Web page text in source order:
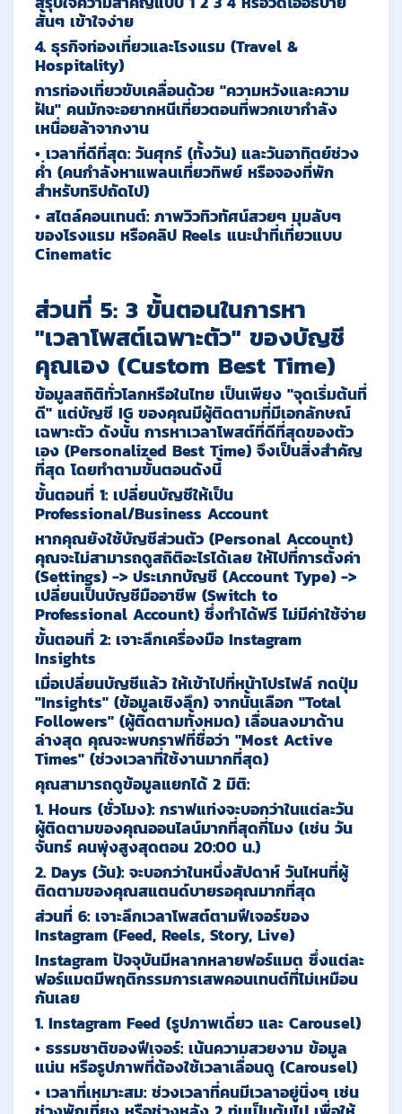
สั้นๆ เข้าใจง่าย
4. ธุรกิจท่องเที่ยวและโรงแรม (Travel &
Hospitality)
การท่องเที่ยวขับเคลื่อนด้วย "ความหวังและความ
ฝัน" คนมักจะอยากหนีเที่ยวตอนที่พวกเขากำลัง
เหนื่อยล้าจากงาน
•เวลาที่ดีที่สุด: วันศุกร์ (ทั้งวัน) และวันอาทิตย์ช่วง
ค่ำ (คนกำลังหาแพลนเที่ยวทิพย์ หรือจองที่พัก
สำหรับทริปถัดไป)
• สไตล์คอนเทนต์: ภาพวิวทิวทัศน์สวยๆ มุมลับๆ
ของโรงแรม หรือคลิป Reels แนะนำที่เที่ยวแบบ
Cinematic
ส่วนที่ 5: 3 ขั้นตอนในการหา
"เวลาโพสต์เฉพาะตัว" ของบัญชี
คุณเอง (Custom Best Time)
ข้อมูลสถิติทั่วโลกหรือในไทย เป็นเพียง "จุดเริ่มต้นที่
ดี" แต่บัญชี IG ของคุณมีผู้ติดตามที่มีเอกลักษณ์
เฉพาะตัว ดังนั้น การหาเวลาโพสต์ที่ดีที่สุดของตัว
เอง (Personalized Best Time) จึงเป็นสิ่งสำคัญ
ที่สุด โดยทำตามขั้นตอนดังนี้
ขั้นตอนที่ 1: เปลี่ยนบัญชีให้เป็น
Professional/Business Account
หากคุณยังใช้บัญชีส่วนตัว (Personal Account)
คุณจะไม่สามารถดูสถิติอะไรได้เลย ให้ไปที่การตั้งค่า
(Settings) -> ประเภทบัญชี (Account Type) ->
เปลี่ยนเป็นบัญชีมืออาชีพ (Switch to
Professional Account) ซึ่งทำได้ฟรี ไม่มีค่าใช้จ่าย
ขั้นตอนที่ 2: เจาะลึกเครื่องมือ Instagram
Insights
เมื่อเปลี่ยนบัญชีแล้ว ให้เข้าไปที่หน้าโปรไฟล์ กดปุ่ม
"Insights" (ข้อมูลเชิงลึก) จากนั้นเลือก "Total
Followers" (ผู้ติดตามทั้งหมด) เลื่อนลงมาด้าน
ล่างสุด คุณจะพบกราฟที่ชื่อว่า "Most Active
Times" (ช่วงเวลาที่ใช้งานมากที่สุด)
คุณสามารถดูข้อมูลแยกได้ 2 มิติ:
1. Hours (ชั่วโมง): กราฟแท่งจะบอกว่าในแต่ละวัน
ผู้ติดตามของคุณออนไลน์มากที่สุดกี่โมง (เช่น วัน
จันทร์ คนพุ่งสูงสุดตอน 20:00 น.)
2. Days (วัน): จะบอกว่าในหนึ่งสัปดาห์ วันไหนที่ผู้
ติดตามของคุณสแตนด์บายรอคุณมากที่สุด
ส่วนที่ 6: เจาะลึกเวลาโพสต์ตามฟีเจอร์ของ
Instagram (Feed, Reels, Story, Live)
Instagram ปัจจุบันมีหลากหลายฟอร์แมต ซึ่งแต่ละ
ฟอร์แมตมีพฤติกรรมการเสพคอนเทนต์ที่ไม่เหมือน
กันเลย
1. Instagram Feed (รูปภาพเดี่ยว และ Carousel)
• ธรรมชาติของฟีเจอร์: เน้นความสวยงาม ข้อมูล
แน่น หรือรูปภาพที่ต้องใช้เวลาเลื่อนดู (Carousel)
• เวลาที่เหมาะสม: ช่วงเวลาที่คนมีเวลาอยู่นิ่งๆ เช่น